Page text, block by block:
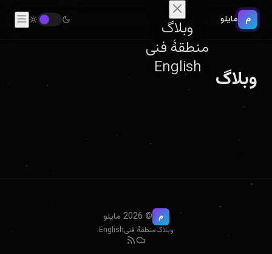
م مایلو
وبلاگ
منطقهٔ فنی
English
وبلاگ
م © 2026 مایلو
وبلاگمنطقهٔ فنیEnglish